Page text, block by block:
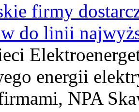
firmy
do linii
energii
NPA